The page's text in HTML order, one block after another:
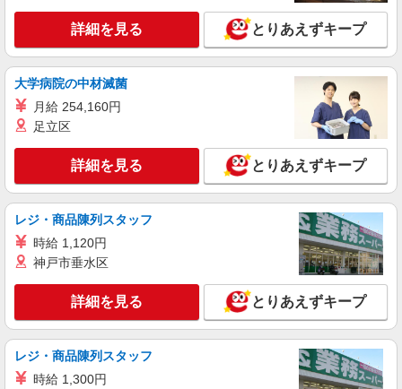
株式会社ユース.GF 大宮支店/g02_0407
鋳物製品の検査スタッフ
詳細を見る
アルバイト パート
くらづくり本舗 さいたま東大成店
和菓子の店舗販売スタッフ
時給1,141円 ★試用期間3ヶ月有（同条件）
くらづくり本舗 さいたま東大成店：埼玉県さ
いたま市北区東大成町1-531-1
キープ 詳細を見る
詳細を見る とりあえずキープ
大学病院の中材滅菌
月給 254,160円
足立区
詳細を見る とりあえずキープ
レジ・商品陳列スタッフ
時給 1,120円
神戸市垂水区
詳細を見る とりあえずキープ
レジ・商品陳列スタッフ
時給 1,300円